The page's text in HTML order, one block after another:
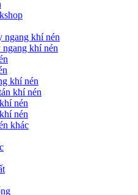
ngang khí nén
khí nén
khí nén
khí nén
nén
nén
khác